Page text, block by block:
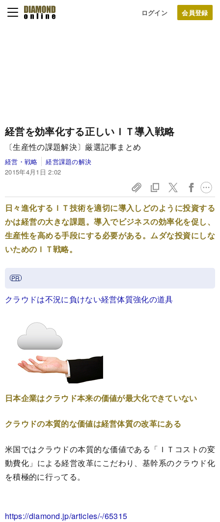
ログイン
経営を効率化する正しいＩＴ導入戦略
〔生産性の課題解決〕厳選記事まとめ
経営・戦略
経営課題の解決
2015年4月1日 2:02
日々進化するＩＴ技術を適切に導入しどのように投資する
かは経営の大きな課題。導入でビジネスの効率化を促し、
生産性を高める手段にする必要がある。ムダな投資にしな
いためのＩＴ戦略。
クラウドは不況に負けない経営体質強化の道具
日本企業はクラウド本来の価値が最大化できていない
クラウドの本質的な価値は経営体質の改革にある
米国ではクラウドの本質的な価値である「ＩＴコストの変
動費化」による経営改革にこだわり、基幹系のクラウド化
を積極的に行ってる。
https://diamond.jp/articles/-/65315